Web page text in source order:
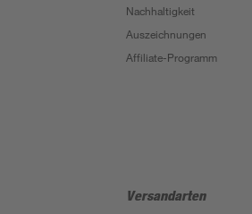
Nachhaltigkeit
Auszeichnungen
Affiliate-Programm
Versandarten